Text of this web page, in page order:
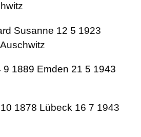
Susanne 12 5 1923
1889 Emden 21 5 1943
1878 Lübeck 16 7 1943